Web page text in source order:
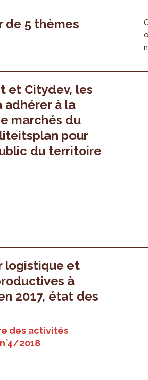
de 5 thèmes
et Citydev, les
adhérer à la
marchés du
pour
du territoire
logistique et
à
2017, état des
des activités
2018